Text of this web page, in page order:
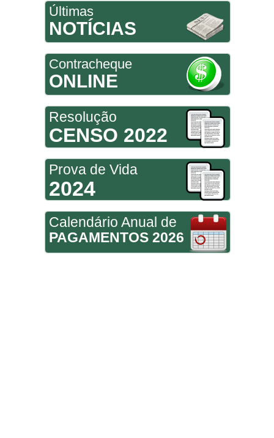
Últimas
NOTÍCIAS
Contracheque
ONLINE
Resolução
CENSO 2022
Prova de Vida
2024
Calendário Anual de
PAGAMENTOS 2026